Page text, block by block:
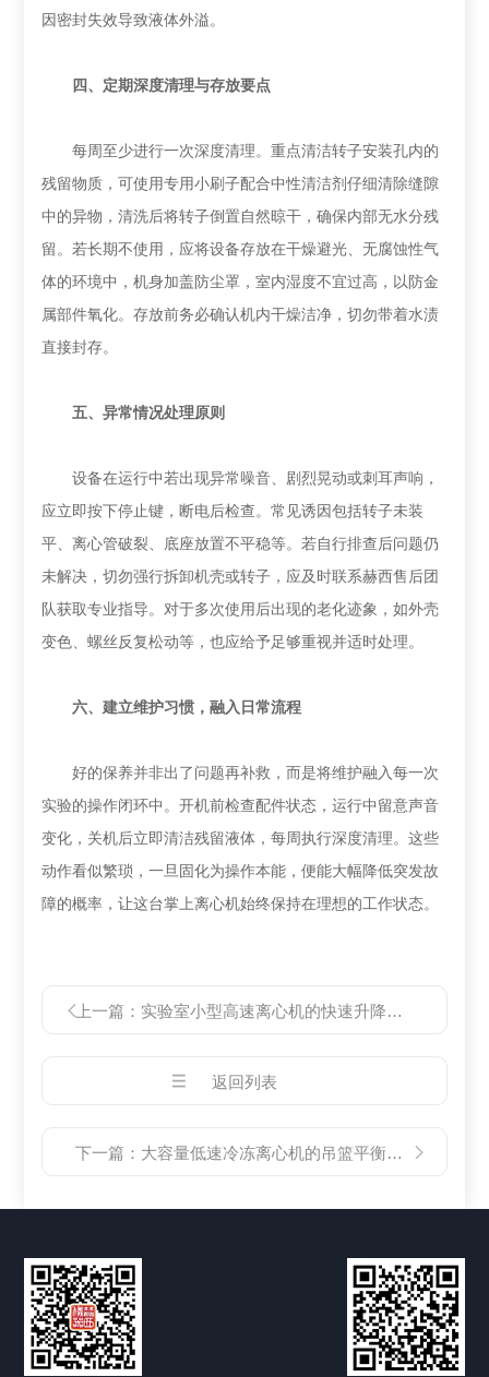
因密封失效导致液体外溢。
‌四、定期深度清理与存放要点‌
每周至少进行一次深度清理。重点清洁转子安装孔内的
残留物质，可使用专用小刷子配合中性清洁剂仔细清除缝隙
中的异物，清洗后将转子倒置自然晾干，确保内部无水分残
留。若长期不使用，应将设备存放在干燥避光、无腐蚀性气
体的环境中，机身加盖防尘罩，室内湿度不宜过高，以防金
属部件氧化。存放前务必确认机内干燥洁净，切勿带着水渍
直接封存。
‌五、异常情况处理原则‌
设备在运行中若出现异常噪音、剧烈晃动或刺耳声响，
应立即按下停止键，断电后检查。常见诱因包括转子未装
平、离心管破裂、底座放置不平稳等。若自行排查后问题仍
未解决，切勿强行拆卸机壳或转子，应及时联系赫西售后团
队获取专业指导。对于多次使用后出现的老化迹象，如外壳
变色、螺丝反复松动等，也应给予足够重视并适时处理。
‌六、建立维护习惯，融入日常流程‌
好的保养并非出了问题再补救，而是将维护融入每一次
实验的操作闭环中。开机前检查配件状态，运行中留意声音
变化，关机后立即清洁残留液体，每周执行深度清理。这些
动作看似繁琐，一旦固化为操作本能，便能大幅降低突发故
障的概率，让这台掌上离心机始终保持在理想的工作状态。
上一篇： 实验室小型高速离心机的快速升降速功能对样品的影响
返回列表
下一篇： 大容量低速冷冻离心机的吊篮平衡与安全操作规范